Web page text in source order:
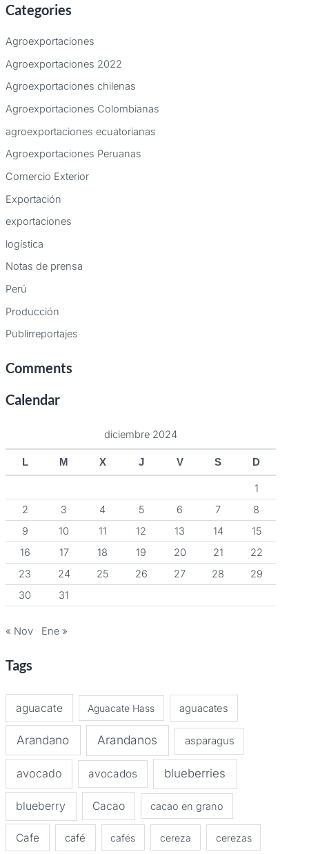
s
r
p
o
r
:
Categories
Agroexportaciones
Agroexportaciones 2022
Agroexportaciones chilenas
Agroexportaciones Colombianas
agroexportaciones ecuatorianas
Agroexportaciones Peruanas
Comercio Exterior
Exportación
exportaciones
logística
Notas de prensa
Perú
Producción
Publirreportajes
Comments
Calendar
diciembre 2024
L M X J V S D
1
2
3 4 5 6 7
8
9
10 11 12 13 14
15
16
17 18 19 20 21
22
23
24 25 26 27 28
29
30
31
« Nov Ene »
Tags
aguacate Aguacate Hass aguacates
Arandano Arandanos asparagus
avocado avocados blueberries
blueberry Cacao cacao en grano
Cafe café cafés cereza cerezas